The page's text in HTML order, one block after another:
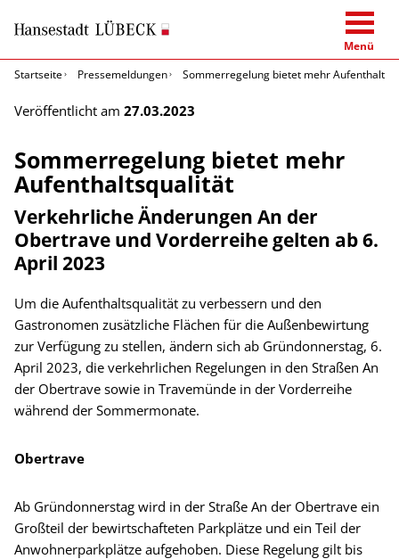
Menü
Startseite
Pressemeldungen Sommerregelung bietet mehr
Veröffentlicht am 27.03.2023
Sommerregelung bietet mehr
Aufenthaltsqualität
Verkehrliche Änderungen An der
Obertrave und Vorderreihe gelten ab 6.
April 2023
Um die Aufenthaltsqualität zu verbessern und den
Gastronomen zusätzliche Flächen für die Außenbewirtung
zur Verfügung zu stellen, ändern sich ab Gründonnerstag, 6.
April 2023, die verkehrlichen Regelungen in den Straßen An
der Obertrave sowie in Travemünde in der Vorderreihe
während der Sommermonate.
Obertrave
Ab Gründonnerstag wird in der Straße An der Obertrave ein
Großteil der bewirtschafteten Parkplätze und ein Teil der
Anwohnerparkplätze aufgehoben. Diese Regelung gilt bis